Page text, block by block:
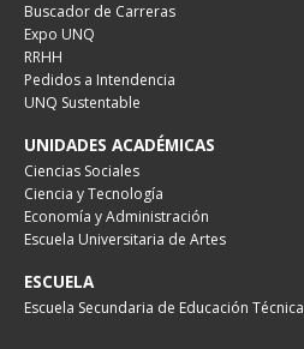
Buscador de Carreras
Expo UNQ
RRHH
Pedidos a Intendencia
UNQ Sustentable
UNIDADES ACADÉMICAS
Ciencias Sociales
Ciencia y Tecnología
Economía y Administración
Escuela Universitaria de Artes
ESCUELA
Escuela Secundaria de Educación Técnica